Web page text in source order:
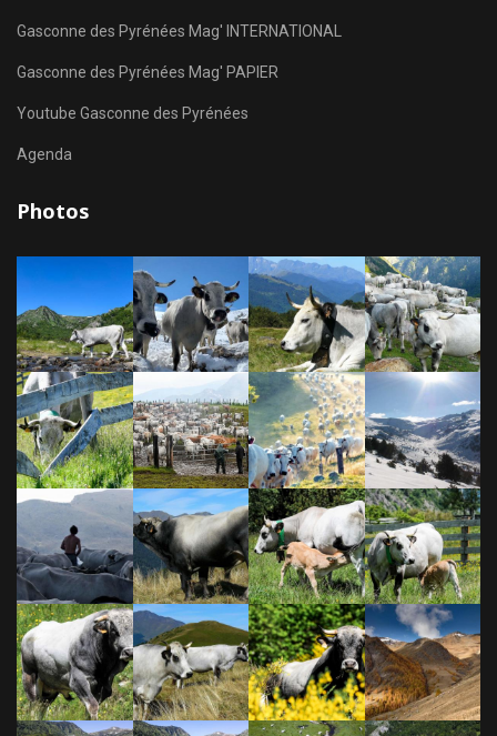
Gasconne des Pyrénées Mag' INTERNATIONAL
Gasconne des Pyrénées Mag' PAPIER
Youtube Gasconne des Pyrénées
Agenda
Photos